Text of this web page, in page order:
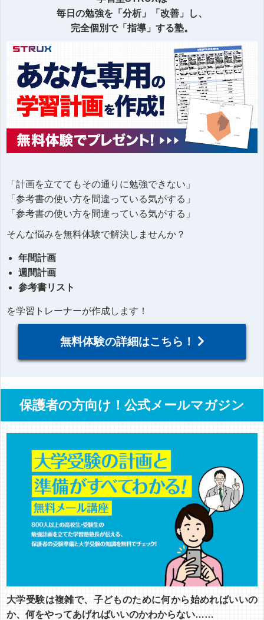
毎日の勉強を「分析」「改善」し、
完全個別で「指導」する塾。
「計画を立ててもその通りに勉強できない」
「参考書の使い方を間違っている気がする」
「参考書の使い方を間違っている気がする」
そんな悩みを無料体験で解決しませんか？
年間計画
週間計画
参考書リスト
を学習トレーナーが作成します！
無料体験の詳細はこちら！
保護者の方向け！公式メールマガジン
大学受験は複雑で、子どものために何から始めればいいの
か、何をやってあげればいいのかわからない……